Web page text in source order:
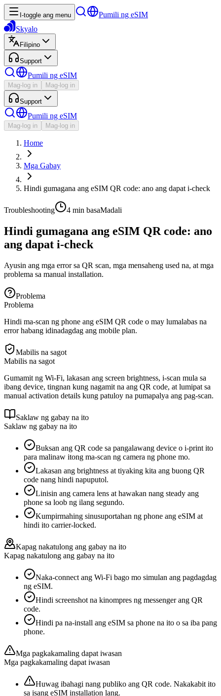
I-toggle ang menu
Pumili ng eSIM
Skyalo
Filipino
Support
Pumili ng eSIM
Mag-log in Mag-log in
Support
Pumili ng eSIM
Mag-log in Mag-log in
Home
Mga Gabay
Hindi gumagana ang eSIM QR code: ano ang dapat i-check
Troubleshooting 4 min basaMadali
Hindi gumagana ang eSIM QR code: ano
ang dapat i-check
Ayusin ang mga error sa QR scan, mga mensaheng used na, at mga
problema sa manual installation.
Problema
Problema
Hindi ma-scan ng phone ang eSIM QR code o may lumalabas na
error habang idinadagdag ang mobile plan.
Mabilis na sagot
Mabilis na sagot
Gumamit ng Wi-Fi, lakasan ang screen brightness, i-scan mula sa
ibang device, tingnan kung nagamit na ang QR code, at lumipat sa
manual activation details kung patuloy na pumapalya ang pag-scan.
Saklaw ng gabay na ito
Saklaw ng gabay na ito
Buksan ang QR code sa pangalawang device o i-print ito
para malinaw itong ma-scan ng camera ng phone mo.
Lakasan ang brightness at tiyaking kita ang buong QR
code nang hindi napuputol.
Linisin ang camera lens at hawakan nang steady ang
phone sa loob ng ilang segundo.
Kumpirmahing sinusuportahan ng phone ang eSIM at
hindi ito carrier-locked.
Kapag nakatulong ang gabay na ito
Kapag nakatulong ang gabay na ito
Naka-connect ang Wi-Fi bago mo simulan ang pagdagdag
ng eSIM.
Hindi screenshot na kinompres ng messenger ang QR
code.
Hindi pa na-install ang eSIM sa phone na ito o sa iba pang
phone.
Mga pagkakamaling dapat iwasan
Mga pagkakamaling dapat iwasan
Huwag ibahagi nang publiko ang QR code. Nakakabit ito
sa isang eSIM installation lang.